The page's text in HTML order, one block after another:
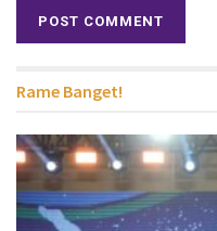
Rame Banget!